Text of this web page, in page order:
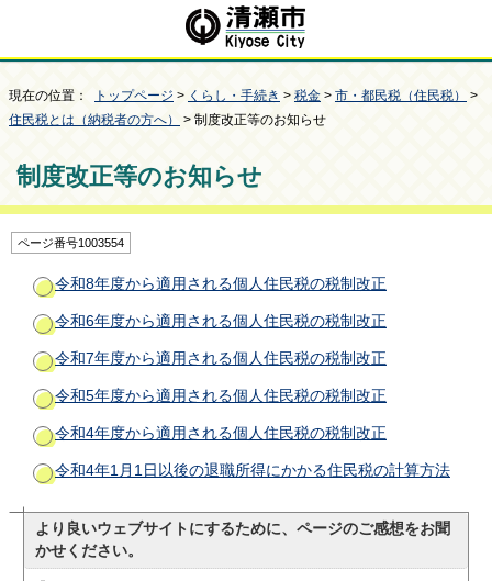
現在の位置： トップページ > くらし・手続き > 税金 > 市・都民税（住民税）
>
住民税とは（納税者の方へ）
> 制度改正等のお知らせ
制度改正等のお知らせ
ページ番号1003554
令和8年度から適用される個人住民税の税制改正
令和6年度から適用される個人住民税の税制改正
令和7年度から適用される個人住民税の税制改正
令和5年度から適用される個人住民税の税制改正
令和4年度から適用される個人住民税の税制改正
令和4年1月1日以後の退職所得にかかる住民税の計算方法
より良いウェブサイトにするために、ページのご感想をお聞
かせください。